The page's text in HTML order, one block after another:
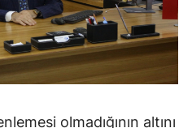
olmadığının altını